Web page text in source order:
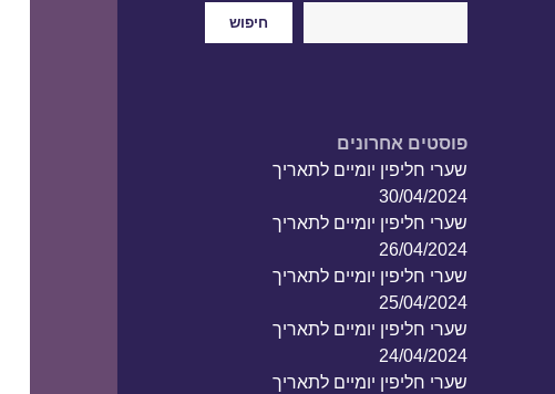
חיפוש
פוסטים אחרונים
שערי חליפין יומיים לתאריך
30/04/2024
שערי חליפין יומיים לתאריך
26/04/2024
שערי חליפין יומיים לתאריך
25/04/2024
שערי חליפין יומיים לתאריך
24/04/2024
שערי חליפין יומיים לתאריך